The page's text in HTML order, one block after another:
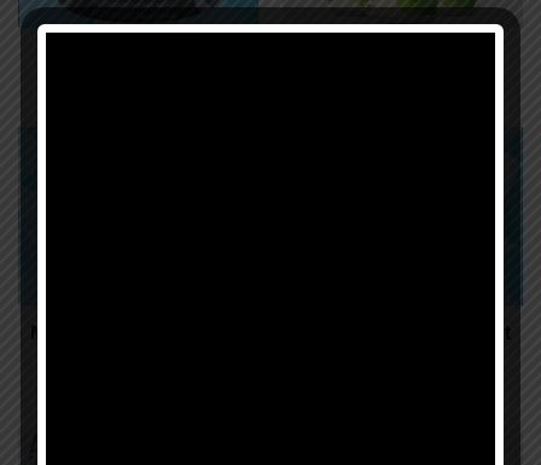
Màng co nước giải khát
Màng co nước giải khát